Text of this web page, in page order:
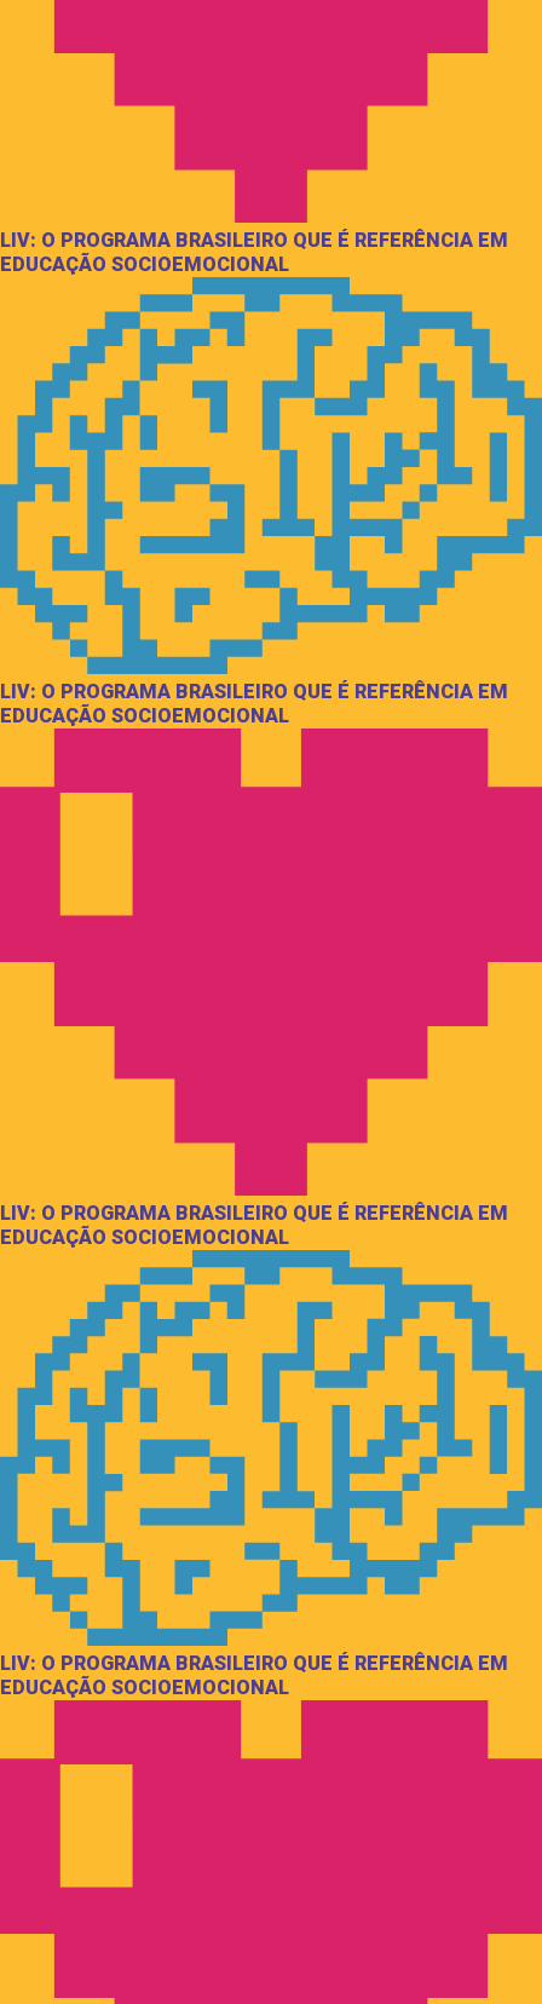
LIV: O PROGRAMA BRASILEIRO QUE É REFERÊNCIA EM
EDUCAÇÃO SOCIOEMOCIONAL
LIV: O PROGRAMA BRASILEIRO QUE É REFERÊNCIA EM
EDUCAÇÃO SOCIOEMOCIONAL
LIV: O PROGRAMA BRASILEIRO QUE É REFERÊNCIA EM
EDUCAÇÃO SOCIOEMOCIONAL
LIV: O PROGRAMA BRASILEIRO QUE É REFERÊNCIA EM
EDUCAÇÃO SOCIOEMOCIONAL